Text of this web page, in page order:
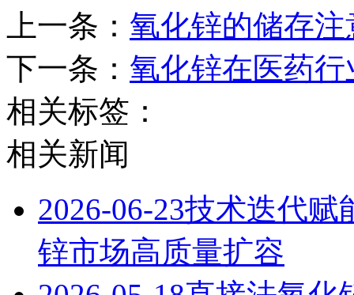
上一条： 氧化锌的储存注
下一条： 氧化锌在医药
相关标签：
相关新闻
2026-06-23技术迭代赋
锌市场高质量扩容